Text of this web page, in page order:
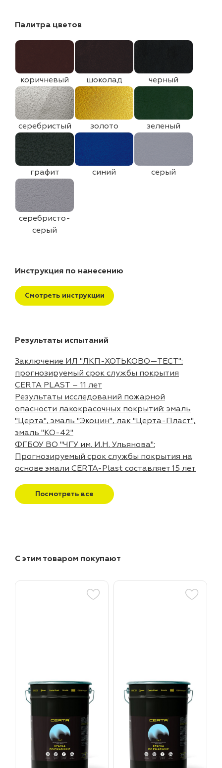
Палитра цветов
коричневый шоколад черный
серебристый золото зеленый
графит синий серый
серебристо-
серый
Инструкция по нанесению
Смотреть инструкции
Результаты испытаний
Заключение ИЛ "ЛКП-ХОТЬКОВО—ТЕСТ":
прогнозируемый срок службы покрытия
CERTA PLAST – 11 лет
Результаты исследований пожарной
опасности лакокрасочных покрытий: эмаль
"Церта", эмаль "Экоцин", лак "Церта-Пласт",
эмаль "КО-42"
ФГБОУ ВО "ЧГУ им. И.Н. Ульянова":
Прогнозируемый срок службы покрытия на
основе эмали CERTA-Plast составляет 15 лет
Посмотреть все
С этим товаром покупают